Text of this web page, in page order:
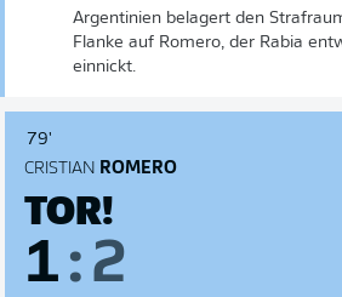
Argentinien belagert den
Flanke auf Romero, der Rabia
einnickt.
79'
CRISTIAN ROMERO
TOR!
1 : 2